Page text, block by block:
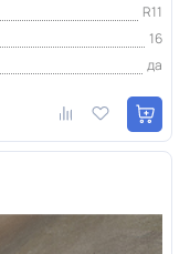
R11
16
да